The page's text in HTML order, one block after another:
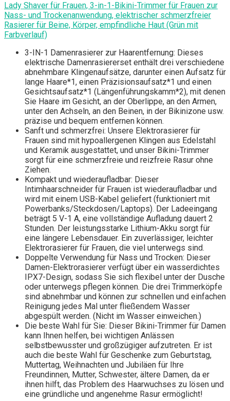
Lady Shaver für Frauen, 3-in-1-Bikini-Trimmer für Frauen zur
Nass- und Trockenanwendung, elektrischer schmerzfreier
Rasierer für Beine, Körper, empfindliche Haut (Grün mit
Farbverlauf)
3-IN-1 Damenrasierer zur Haarentfernung: Dieses
elektrische Damenrasiererset enthält drei verschiedene
abnehmbare Klingenaufsätze, darunter einen Aufsatz für
lange Haare*1, einen Präzisionsaufsatz*1 und einen
Gesichtsaufsatz*1 (Längenführungskamm*2), mit denen
Sie Haare im Gesicht, an der Oberlippe, an den Armen,
unter den Achseln, an den Beinen, in der Bikinizone usw.
präzise und bequem entfernen können.
Sanft und schmerzfrei: Unsere Elektrorasierer für
Frauen sind mit hypoallergenen Klingen aus Edelstahl
und Keramik ausgestattet, und unser Bikini-Trimmer
sorgt für eine schmerzfreie und reizfreie Rasur ohne
Ziehen.
Kompakt und wiederaufladbar: Dieser
Intimhaarschneider für Frauen ist wiederaufladbar und
wird mit einem USB-Kabel geliefert (funktioniert mit
Powerbanks/Steckdosen/Laptops). Der Ladeeingang
beträgt 5 V-1 A, eine vollständige Aufladung dauert 2
Stunden. Der leistungsstarke Lithium-Akku sorgt für
eine längere Lebensdauer. Ein zuverlässiger, leichter
Elektrorasierer für Frauen, die viel unterwegs sind.
Doppelte Verwendung für Nass und Trocken: Dieser
Damen-Elektrorasierer verfügt über ein wasserdichtes
IPX7-Design, sodass Sie sich flexibel unter der Dusche
oder unterwegs pflegen können. Die drei Trimmerköpfe
sind abnehmbar und können zur schnellen und einfachen
Reinigung jedes Mal unter fließendem Wasser
abgespült werden. (Nicht im Wasser einweichen.)
Die beste Wahl für Sie: Dieser Bikini-Trimmer für Damen
kann Ihnen helfen, bei wichtigen Anlässen
selbstbewusster und großzügiger aufzutreten. Er ist
auch die beste Wahl für Geschenke zum Geburtstag,
Muttertag, Weihnachten und Jubiläen für Ihre
Freundinnen, Mutter, Schwester, ältere Damen, da er
ihnen hilft, das Problem des Haarwuchses zu lösen und
eine gründliche und angenehme Rasur ermöglicht!